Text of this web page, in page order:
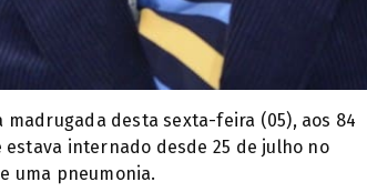
desta sexta-feira (05), aos 84
internado desde 25 de julho no
uma pneumonia.